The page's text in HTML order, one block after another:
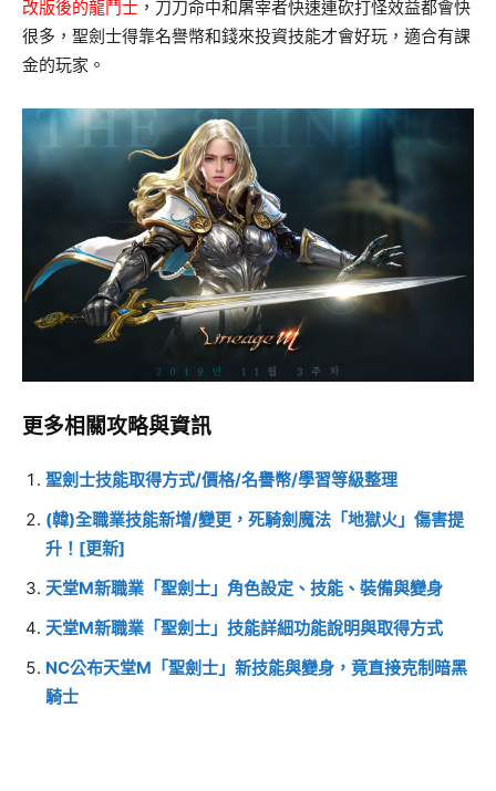
改版後的龍鬥士 ，刀刀命中和屠宰者快速連砍打怪效益都會快
很多，聖劍士得靠名譽幣和錢來投資技能才會好玩，適合有課
金的玩家。
更多相關攻略與資訊
聖劍士技能取得方式/價格/名譽幣/學習等級整理
(韓)全職業技能新增/變更，死騎劍魔法「地獄火」傷害提
升！[更新]
天堂M新職業「聖劍士」角色設定、技能、裝備與變身
天堂M新職業「聖劍士」技能詳細功能說明與取得方式
NC公布天堂M「聖劍士」新技能與變身，竟直接克制暗黑
騎士